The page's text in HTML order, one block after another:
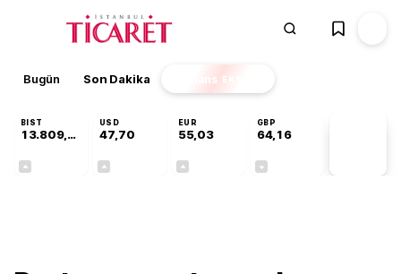
Bugün Son Dakika Finans EKSTRA
BIST
13.809,07
USD
47,70
EUR
55,03
GBP
64,16